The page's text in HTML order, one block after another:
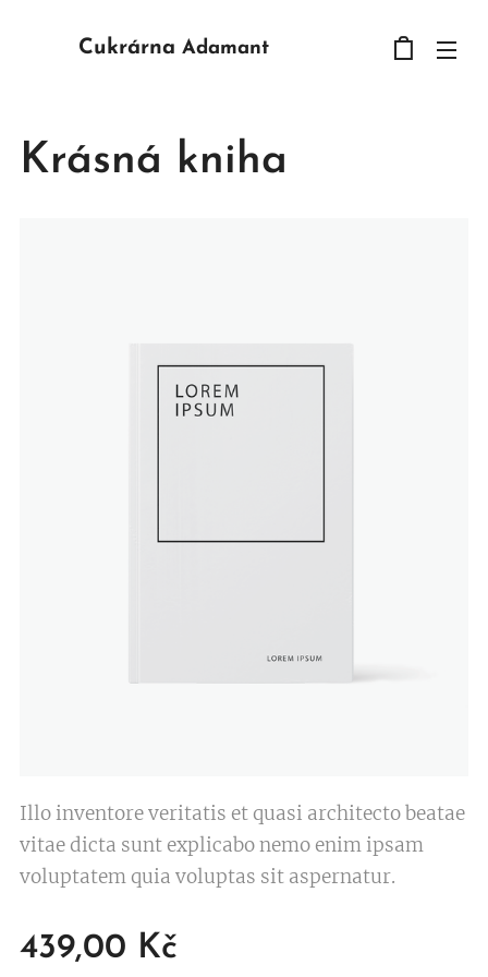
Cukrárna Adamant
Krásná kniha
Illo inventore veritatis et quasi architecto beatae
vitae dicta sunt explicabo nemo enim ipsam
voluptatem quia voluptas sit aspernatur.
439,00 Kč